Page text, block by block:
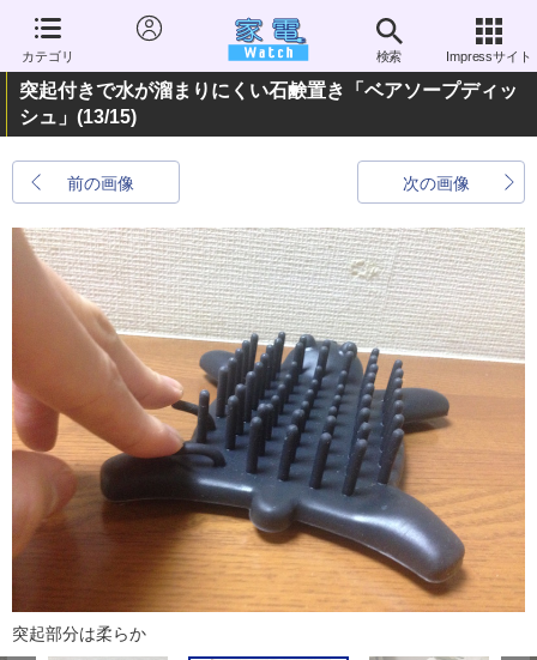
カテゴリ 検索 Impressサイト
突起付きで水が溜まりにくい石鹸置き「ベアソープディッ
シュ」 (13/15)
前の画像 次の画像
突起部分は柔らか